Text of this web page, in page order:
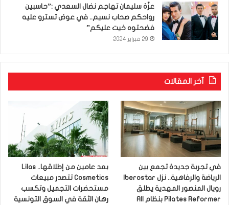
عزّة سليمان تهاجم نضال السعدي :”حاسبين
رواحكم صحاب نسيم.. في عوض تسترو عليه
فضحتوه خيت عليكم”
29 فبراير 2024
آخر المقالات
في تجربة جديدة تجمع بين
رويال المنصور المهدية يطلق
Pilates Reformer بنظام All
بعد عامين من إطلاقها.. Lilas
Cosmetics تتصدر مبيعات
مستحضرات التجميل وتكسب
رهان الثقة في السوق التونسية